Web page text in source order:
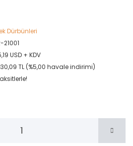
Dürbünleri
21001
USD + KDV
TL (%5,00 havale indirimi)